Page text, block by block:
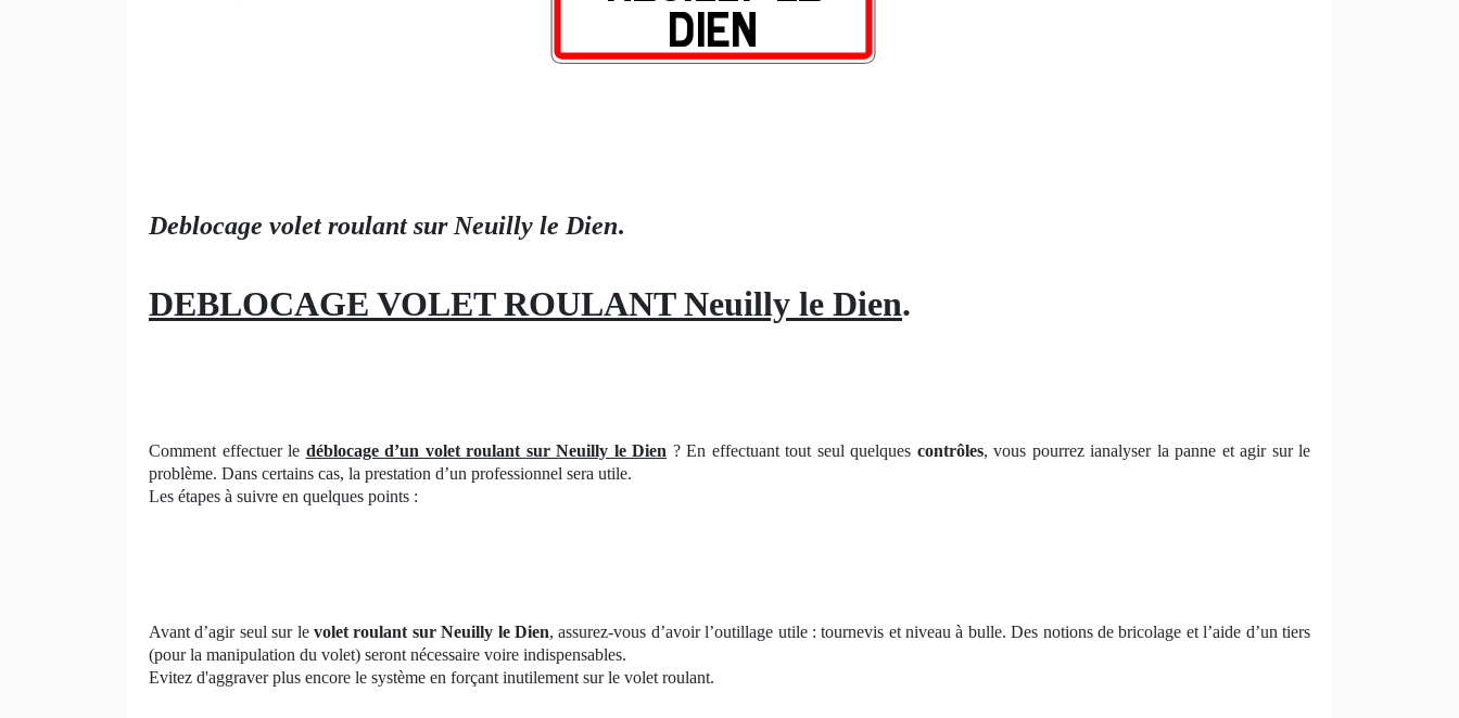
Deblocage volet roulant sur Neuilly le Dien.
DEBLOCAGE VOLET ROULANT Neuilly le Dien.
Comment effectuer le déblocage d’un volet roulant sur Neuilly le Dien ? En effectuant tout seul quelques contrôles, vous pourrez ianalyser la panne et agir sur le
problème. Dans certains cas, la prestation d’un professionnel sera utile.
Les étapes à suivre en quelques points :
Avant d’agir seul sur le volet roulant sur Neuilly le Dien, assurez-vous d’avoir l’outillage utile : tournevis et niveau à bulle. Des notions de bricolage et l’aide d’un tiers
(pour la manipulation du volet) seront nécessaire voire indispensables.
Evitez d'aggraver plus encore le système en forçant inutilement sur le volet roulant.